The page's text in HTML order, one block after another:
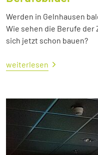
Werden in Gelnhausen
Wie sehen die Berufe der
sich jetzt schon bauen?
weiterlesen